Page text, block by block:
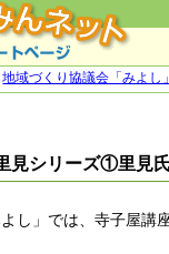
地域づくり協議会「みよし」
見シリーズ①里見
し」では、寺子屋講